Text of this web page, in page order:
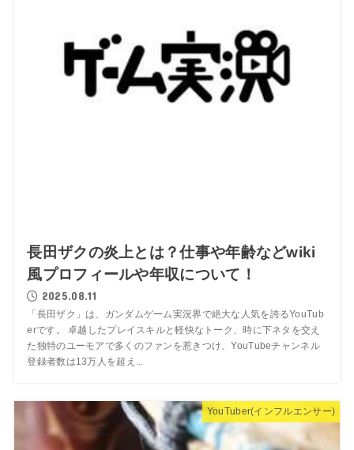
長田ザクの炎上とは？仕事や年齢などwiki
風プロフィールや年収について！
2025.08.11
「長田ザク」は、ガンダムゲーム実況界で絶大な人気を誇るYouTub
erです。 卓越したプレイスキルと軽快なトーク、時に下ネタを交え
た独特のユーモアで多くのファンを惹きつけ、YouTubeチャンネル
登録者数は13万人を超え...
YouTuber(インフルエンサー)